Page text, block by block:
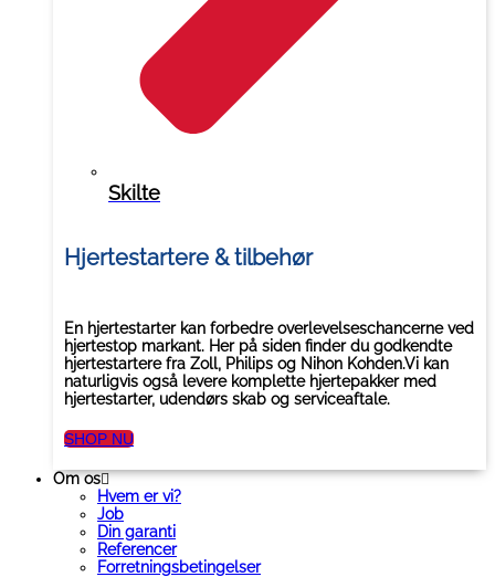
Skilte
Hjertestartere & tilbehør
En hjertestarter kan forbedre overlevelseschancerne ved
hjertestop markant. Her på siden finder du godkendte
hjertestartere fra Zoll, Philips og Nihon Kohden.Vi kan
naturligvis også levere komplette hjertepakker med
hjertestarter, udendørs skab og serviceaftale.
SHOP NU
Om os
Hvem er vi?
Job
Din garanti
Referencer
Forretningsbetingelser